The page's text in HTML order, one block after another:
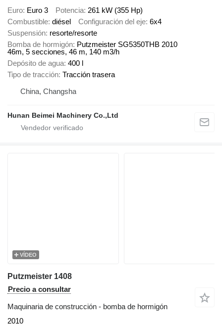
Euro Euro 3 Potencia 261 kW (355 Hp)
Combustible diésel Configuración del eje 6x4
Suspensión resorte/resorte
Bomba de hormigón Putzmeister SG5350THB 2010
46m, 5 secciones, 46 m, 140 m3/h
Depósito de agua 400 l
Tipo de tracción Tracción trasera
China, Changsha
Hunan Beimei Machinery Co.,Ltd
VÍDEO
Putzmeister 1408
Precio a consultar
Maquinaria de construcción - bomba de hormigón
2010